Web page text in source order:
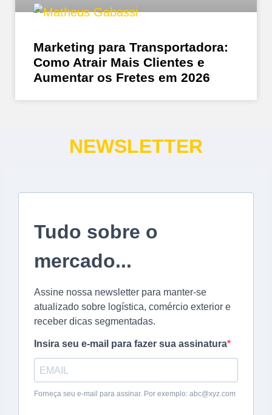
Marketing para Transportadora:
Como Atrair Mais Clientes e
Aumentar os Fretes em 2026
NEWSLETTER